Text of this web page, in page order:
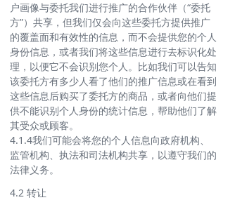
户画像与委托我们进行推广的合作伙伴（“委托
方”）共享，但我们仅会向这些委托方提供推广
的覆盖面和有效性的信息，而不会提供您的个人
身份信息，或者我们将这些信息进行去标识化处
理，以便它不会识别您个人。比如我们可以告知
该委托方有多少人看了他们的推广信息或在看到
这些信息后购买了委托方的商品，或者向他们提
供不能识别个人身份的统计信息，帮助他们了解
其受众或顾客。
4.1.4我们可能会将您的个人信息向政府机构、
监管机构、执法和司法机构共享，以遵守我们的
法律义务。
4.2 转让